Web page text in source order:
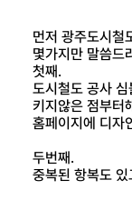
먼저 광주도시철
몇가지만 말씀드
첫째.
도시철도 공사
키지않은 점부터
홈페이지에 디자
두번째.
중복된 항복도 있